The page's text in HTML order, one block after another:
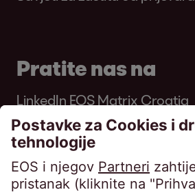
Pratite nas na
LinkedIn EOS Matrix Croatia
LinkedIn EOS Group
YouTube EOS Group